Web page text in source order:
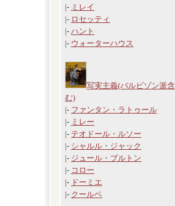
|- ミレイ
|- ロセッティ
|- ハント
|- ウォーターハウス
写実主義(バルビゾン派含
む)
|- ファンタン・ラトゥール
|- ミレー
|- テオドール・ルソー
|- シャルル・ジャック
|- ジュール・ブルトン
|- コロー
|- ドーミエ
|- クールベ